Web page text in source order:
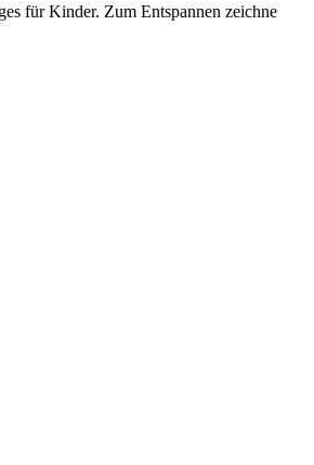
für Kinder. Zum Entspannen zeichne